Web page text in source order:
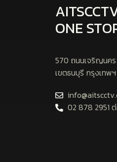
ONE
570 ถนนเจริญนค
เขตธนบุรี กรุงเทพ
02 878 2951